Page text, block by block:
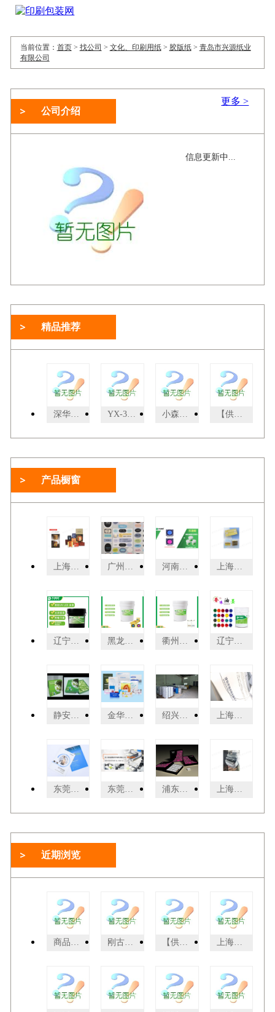
当前位置： 首页> 找公司 > 文化、印刷用纸> 胶版纸> 青岛市兴源纸业
有限公司
公司介绍
更多 >
信息更新中...
精品推荐
深华压痕线(crocs)0.5*1.5 【供应】绅乐自动无线胶装机 精灵50D/精华A4
产品橱窗
上海环保精细包装材料 服务为先 上海界龙艺术印刷供应 广州化妆产品热敏纸批发 广州市杰星包装制品供应 河南水性油墨防伪变色油墨 诚信服务 广州乐迪新材料科技供应 上海环保精细包装销售厂家 欢迎来电 上海界龙艺术印刷供应
辽宁刮刮墨生产工厂直销 服务为先 广州乐迪新材料科技供应 黑龙江PVC刮卡促销 刮刮墨 服务至上 广州乐迪新材料科技供应 衢州纸张刮刮墨 诚信经营 广州乐迪新材料科技供应 辽宁自干刮刮墨 贴心服务 广州乐迪新材料科技供应
静安区普通彩盒印刷厂哪家便宜 上海世丰印刷供应 上海活动宣传手册印后处理大概多少钱 创造辉煌 上海易材数码图文供应
东莞彩色打印共同合作 东莞市新盛数码印刷供应 东莞宣传单数码打印报价单 东莞市新盛数码印刷供应 浦东新区普通彩盒印刷 上海世丰印刷供应 上海小家电精细包装销售厂家 欢迎来电 上海界龙艺术印刷供应
近期浏览
商品标签制作 刚古水纹纸 【供应】中华彩蝶双面铜版纸双粉纸双粉咭纸 上海彩色标签纸销售